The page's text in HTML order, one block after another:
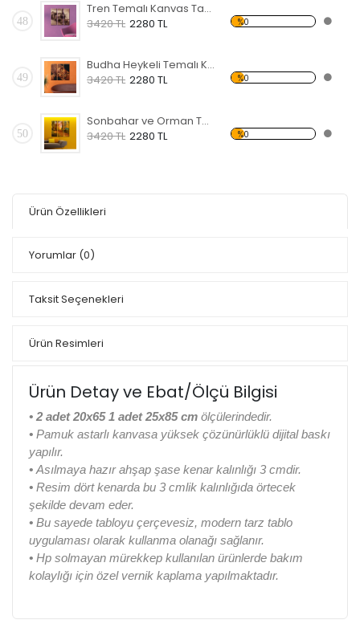
48
Tren Temalı Kanvas Tablo
3420 TL 2280 TL %0
49
Budha Heykeli Temalı Kanvas Tablo
3420 TL 2280 TL %0
50
Sonbahar ve Orman Temalı Kanvas Tablo
3420 TL 2280 TL %0
Ürün Özellikleri
Yorumlar (0)
Taksit Seçenekleri
Ürün Resimleri
Ürün Detay ve Ebat/Ölçü Bilgisi
• 2 adet 20x65 1 adet 25x85 cm ölçülerindedir.
• Pamuk astarlı kanvasa yüksek çözünürlüklü dijital baskı
yapılır.
• Asılmaya hazır ahşap şase kenar kalınlığı 3 cmdir.
• Resim dört kenarda bu 3 cmlik kalınlığıda örtecek
şekilde devam eder.
• Bu sayede tabloyu çerçevesiz, modern tarz tablo
uygulaması olarak kullanma olanağı sağlanır.
• Hp solmayan mürekkep kullanılan ürünlerde bakım
kolaylığı için özel vernik kaplama yapılmaktadır.